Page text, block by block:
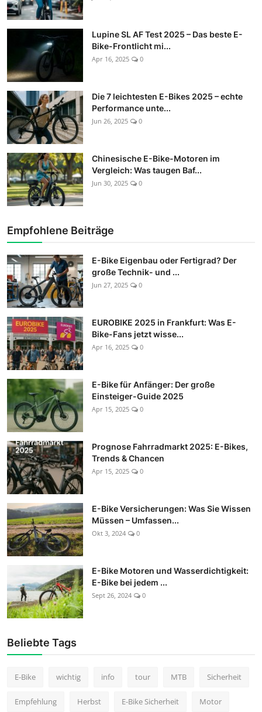
Lupine SL AF Test 2025 – Das beste E-
Bike-Frontlicht mi...
Apr 16, 2025 0
Die 7 leichtesten E-Bikes 2025 – echte
Performance unte...
Jun 26, 2025 0
Chinesische E-Bike-Motoren im
Vergleich: Was taugen Baf...
Jun 30, 2025 0
Empfohlene Beiträge
E-Bike Eigenbau oder Fertigrad? Der
große Technik- und ...
Jun 27, 2025 0
EUROBIKE 2025 in Frankfurt: Was E-
Bike-Fans jetzt wisse...
Apr 16, 2025 0
E-Bike für Anfänger: Der große
Einsteiger-Guide 2025
Apr 15, 2025 0
Prognose Fahrradmarkt 2025: E-Bikes,
Trends & Chancen
Apr 15, 2025 0
E-Bike Versicherungen: Was Sie Wissen
Müssen – Umfassen...
Okt 3, 2024 0
E-Bike Motoren und Wasserdichtigkeit:
E-Bike bei jedem ...
Sept 26, 2024 0
Beliebte Tags
E-Bike wichtig info tour MTB Sicherheit
Empfehlung Herbst E-Bike Sicherheit Motor